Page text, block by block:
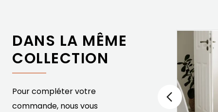
DANS LA MÊME
COLLECTION
Pour compléter votre
commande, nous vous